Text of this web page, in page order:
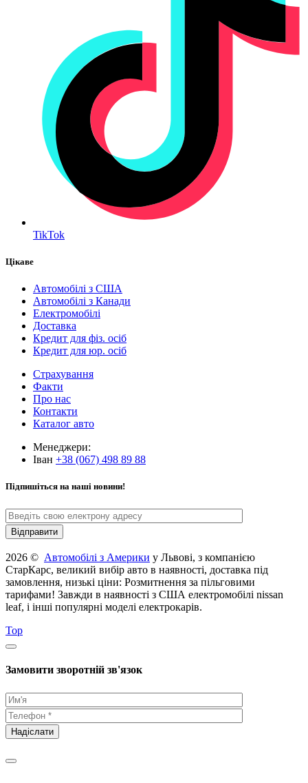
TikTok
Цікаве
Автомобілі з США
Автомобілі з Канади
Електромобілі
Доставка
Кредит для фіз. осіб
Кредит для юр. осіб
Страхування
Факти
Про нас
Контакти
Каталог авто
Менеджери:
Іван +38 (067) 498 89 88
Підпишіться на наші новини!
2026 © Автомобілі з Америки у Львові, з компанією
СтарКарс, великий вибір авто в наявності, доставка під
замовлення, низькі ціни: Розмитнення за пільговими
тарифами! Завжди в наявності з США електромобілі nissan
leaf, і інші популярні моделі електрокарів.
Top
Замовити зворотній зв'язок